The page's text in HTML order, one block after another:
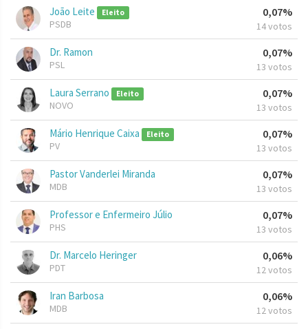
João Leite Eleito
PSDB
0,07%
14 votos
Dr. Ramon
PSL
0,07%
13 votos
Laura Serrano Eleito
NOVO
0,07%
13 votos
Mário Henrique Caixa Eleito
PV
0,07%
13 votos
Pastor Vanderlei Miranda
MDB
0,07%
13 votos
Professor e Enfermeiro Júlio
PHS
0,07%
13 votos
Dr. Marcelo Heringer
PDT
0,06%
12 votos
Iran Barbosa
MDB
0,06%
12 votos